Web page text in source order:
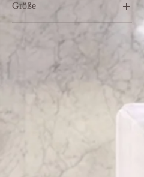
Größe